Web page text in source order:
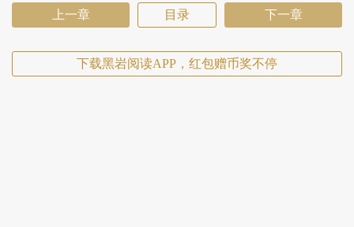
上一章 目录 下一章
下载黑岩阅读APP，红包赠币奖不停